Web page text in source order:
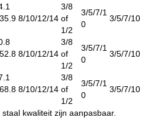
8/10/12/14
3/8
of
1/2
3/5/7/1
0
3/5/7/10
8/10/12/14
3/8
of
1/2
3/5/7/1
0
3/5/7/10
8/10/12/14
3/8
of
1/2
3/5/7/1
0
3/5/7/10
kwaliteit zijn aanpasbaar.